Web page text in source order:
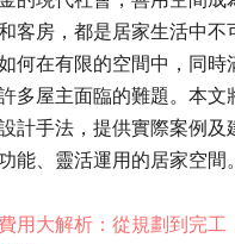
客房，都是居家生活中不
何在有限的空間中，同時
多屋主面臨的難題。本文
計手法，提供實際案例及
能、靈活運用的居家空間。
用大解析：從規劃到完工